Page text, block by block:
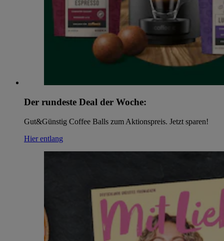
Der rundeste Deal der Woche:
Gut&Günstig Coffee Balls zum Aktionspreis. Jetzt sparen!
Hier entlang